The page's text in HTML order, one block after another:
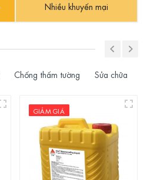
Nhiều khuyến mại
Chống thấm tường Sửa chữa
GIẢM GIÁ